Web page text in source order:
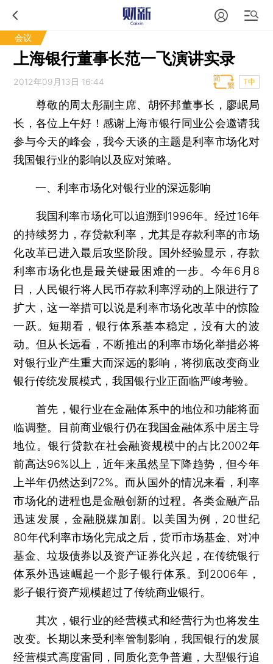
会议
上海银行董事长范一飞演讲实录
2012年09月13日 16:44 T中
尊敬的周太彤副主席、胡怀邦董事长，廖岷局
长，各位上午好！感谢上海市银行同业公会邀请我
参与今天的峰会，我今天谈的主题是利率市场化对
我国银行业的影响以及应对策略。
一、利率市场化对银行业的深远影响
我国利率市场化可以追溯到1996年。经过16年
的持续努力，存贷款利率，尤其是存款利率的市场
化改革已进入最后攻坚阶段。国外经验显示，存款
利率市场化也是最关键最困难的一步。今年6月8
日，人民银行将人民币存款利率浮动的上限进行了
扩大，这一举措可以说是利率市场化改革中的惊险
一跃。短期看，银行体系基本稳定，没有大的波
动。但从长远看，不断推出的利率市场化举措必将
对银行业产生重大而深远的影响，将彻底改变商业
银行传统发展模式，我国银行业正面临严峻考验。
首先，银行业在金融体系中的地位和功能将面
临调整。目前商业银行仍在我国金融体系中居主导
地位。银行贷款在社会融资规模中的占比2002年
前高达96%以上，近年来虽然呈下降趋势，但今年
上半年仍然达到72%。而从国外的情况来看，利率
市场化的进程也是金融创新的过程。各类金融产品
迅速发展，金融脱媒加剧。以美国为例，20世纪
80年代利率市场化完成之后，货币市场基金、对冲
基金、垃圾债券以及资产证券化兴起，在传统银行
体系外迅速崛起一个影子银行体系。到2006年，
影子银行资产规模超过了传统商业银行。
其次，银行业的经营模式和经营行为也将发生
改变。长期以来受利率管制影响，我国银行的发展
经营模式高度雷同，同质化竞争普遍，大型银行追